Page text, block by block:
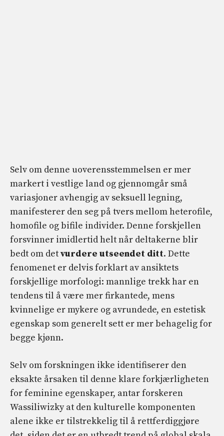
Selv om denne uoverensstemmelsen er mer
markert i vestlige land og gjennomgår små
variasjoner avhengig av seksuell legning,
manifesterer den seg på tvers mellom heterofile,
homofile og bifile individer. Denne forskjellen
forsvinner imidlertid helt når deltakerne blir
bedt om detvurdere utseendet ditt. Dette
fenomenet er delvis forklart av ansiktets
forskjellige morfologi: mannlige trekk har en
tendens til å være mer firkantede, mens
kvinnelige er mykere og avrundede, en estetisk
egenskap som generelt sett er mer behagelig for
begge kjønn.
Selv om forskningen ikke identifiserer den
eksakte årsaken til denne klare forkjærligheten
for feminine egenskaper, antar forskeren
Wassiliwizky at den kulturelle komponenten
alene ikke er tilstrekkelig til å rettferdiggjøre